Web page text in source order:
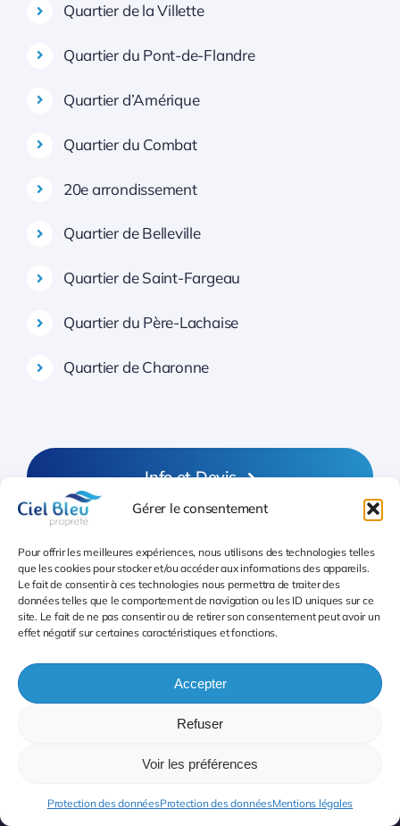
Gérer le consentement
Pour offrir les meilleures expériences, nous utilisons des technologies telles
que les cookies pour stocker et/ou accéder aux informations des appareils.
Le fait de consentir à ces technologies nous permettra de traiter des
données telles que le comportement de navigation ou les ID uniques sur ce
site. Le fait de ne pas consentir ou de retirer son consentement peut avoir un
effet négatif sur certaines caractéristiques et fonctions.
Accepter
Refuser
Voir les préférences
Protection des donnéesProtection des donnéesMentions légales
Quartier de la Villette
Quartier du Pont-de-Flandre
Quartier d’Amérique
Quartier du Combat
20e arrondissement
Quartier de Belleville
Quartier de Saint-Fargeau
Quartier du Père-Lachaise
Quartier de Charonne
Info et Devis
01.45.47.24.99